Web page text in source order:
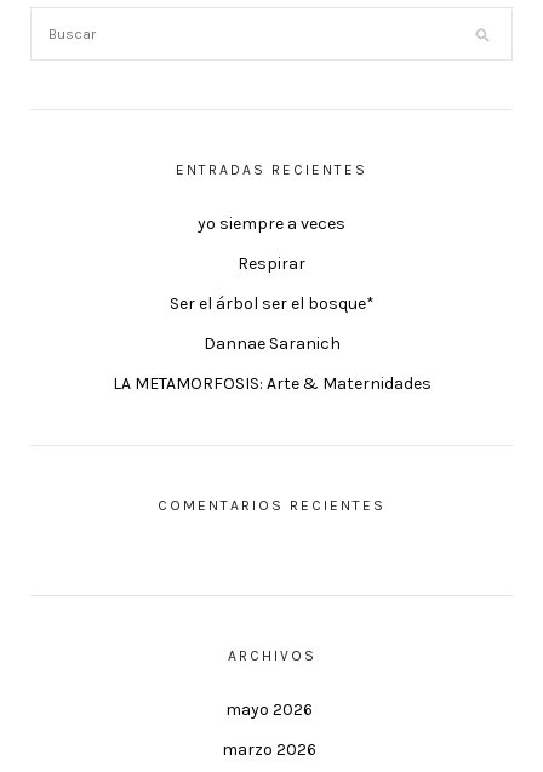
ENTRADAS RECIENTES
yo siempre a veces
Respirar
Ser el árbol ser el bosque*
Dannae Saranich
LA METAMORFOSIS: Arte & Maternidades
COMENTARIOS RECIENTES
ARCHIVOS
mayo 2026
marzo 2026